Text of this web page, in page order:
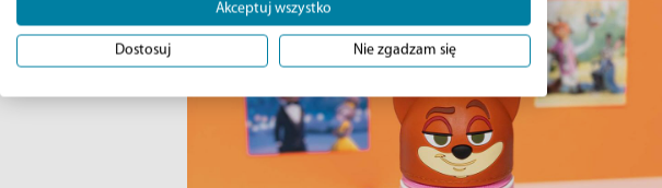
Akceptuj wszystko
Dostosuj Nie zgadzam się